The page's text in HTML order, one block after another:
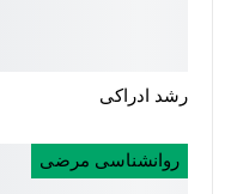
رشد ادراکی
روانشناسی مرضی